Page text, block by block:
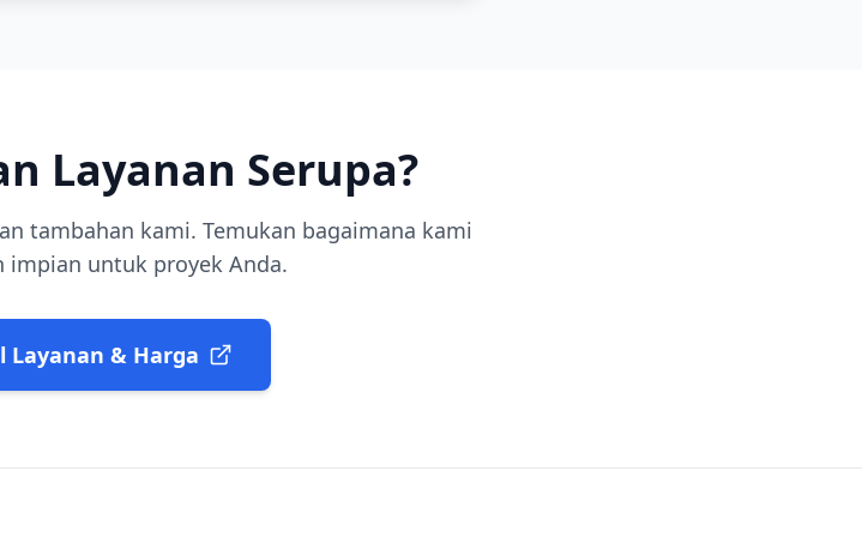
Layanan Serupa?
tambahan kami. Temukan bagaimana kami
impian untuk proyek Anda.
Layanan & Harga